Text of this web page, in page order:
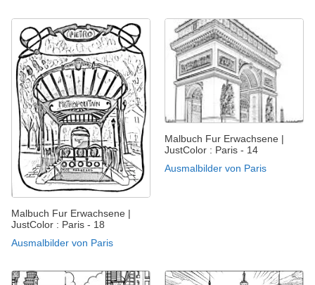
Malbuch Fur Erwachsene |
JustColor : Paris - 18
Ausmalbilder von Paris
Malbuch Fur Erwachsene |
JustColor : Paris - 14
Ausmalbilder von Paris